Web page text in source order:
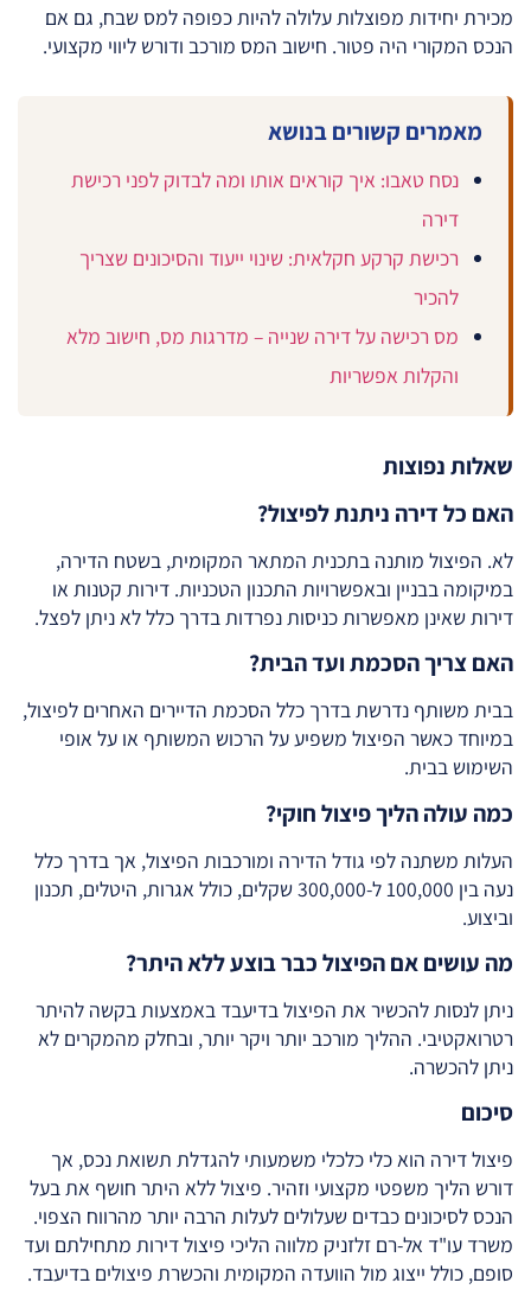
מכירת יחידות מפוצלות עלולה להיות כפופה למס שבח, גם אם
הנכס המקורי היה פטור. חישוב המס מורכב ודורש ליווי מקצועי.
מאמרים קשורים בנושא
נסח טאבו: איך קוראים אותו ומה לבדוק לפני רכישת
דירה
רכישת קרקע חקלאית: שינוי ייעוד והסיכונים שצריך
להכיר
מס רכישה על דירה שנייה – מדרגות מס, חישוב מלא
והקלות אפשריות
שאלות נפוצות
האם כל דירה ניתנת לפיצול?
לא. הפיצול מותנה בתכנית המתאר המקומית, בשטח הדירה,
במיקומה בבניין ובאפשרויות התכנון הטכניות. דירות קטנות או
דירות שאינן מאפשרות כניסות נפרדות בדרך כלל לא ניתן לפצל.
האם צריך הסכמת ועד הבית?
בבית משותף נדרשת בדרך כלל הסכמת הדיירים האחרים לפיצול,
במיוחד כאשר הפיצול משפיע על הרכוש המשותף או על אופי
השימוש בבית.
כמה עולה הליך פיצול חוקי?
העלות משתנה לפי גודל הדירה ומורכבות הפיצול, אך בדרך כלל
נעה בין 100,000 ל-300,000 שקלים, כולל אגרות, היטלים, תכנון
וביצוע.
מה עושים אם הפיצול כבר בוצע ללא היתר?
ניתן לנסות להכשיר את הפיצול בדיעבד באמצעות בקשה להיתר
רטרואקטיבי. ההליך מורכב יותר ויקר יותר, ובחלק מהמקרים לא
ניתן להכשרה.
סיכום
פיצול דירה הוא כלי כלכלי משמעותי להגדלת תשואת נכס, אך
דורש הליך משפטי מקצועי וזהיר. פיצול ללא היתר חושף את בעל
הנכס לסיכונים כבדים שעלולים לעלות הרבה יותר מהרווח הצפוי.
משרד עו"ד אל-רם זלזניק מלווה הליכי פיצול דירות מתחילתם ועד
סופם, כולל ייצוג מול הוועדה המקומית והכשרת פיצולים בדיעבד.